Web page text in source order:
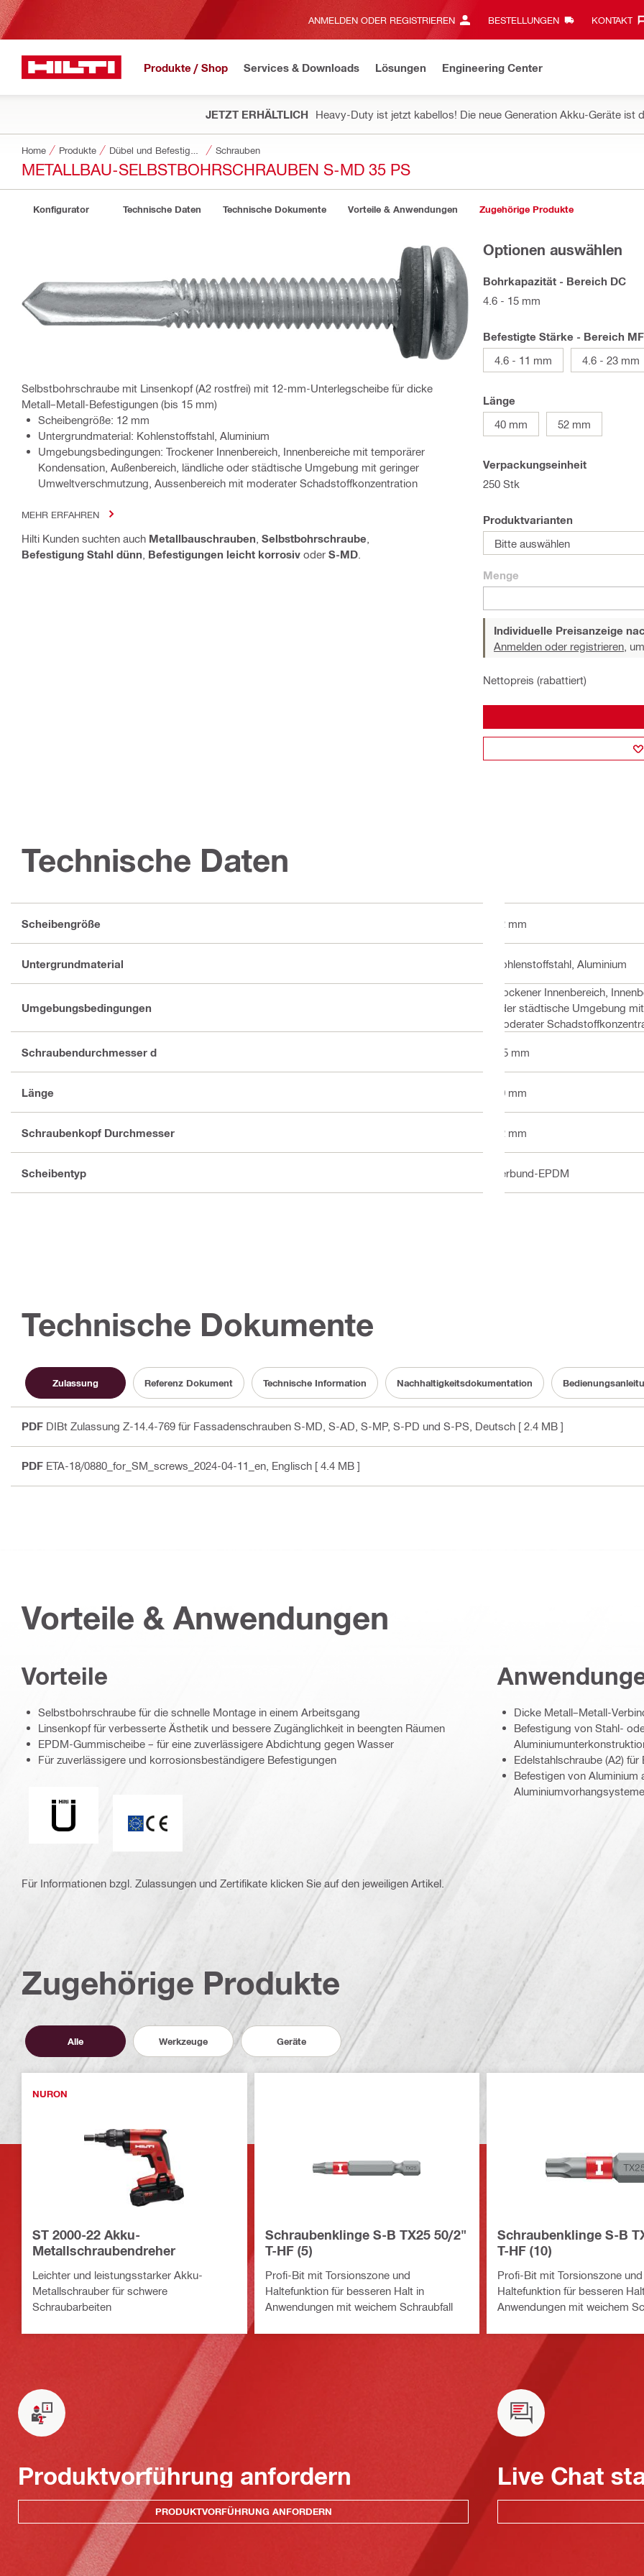
ANMELDEN ODER REGISTRIEREN BESTELLUNGEN KONTAKT‎
Produkte / Shop Services & Downloads Lösungen Engineering Center
JETZT ERHÄLTLICH Heavy-Duty ist jetzt kabellos! Die neue Generation Akku-Geräte ist
Home Produkte Schrauben
METALLBAU-SELBSTBOHRSCHRAUBEN S-MD 35 PS
Konfigurator Technische Daten Technische Dokumente Vorteile & Anwendungen Zugehörige Produkte
Selbstbohrschraube mit Linsenkopf (A2 rostfrei) mit 12-mm-Unterlegscheibe für dicke
Metall–Metall-Befestigungen (bis 15 mm)
Scheibengröße: 12 mm
Untergrundmaterial: Kohlenstoffstahl, Aluminium
Umgebungsbedingungen: Trockener Innenbereich, Innenbereiche mit temporärer
Kondensation, Außenbereich, ländliche oder städtische Umgebung mit geringer
Umweltverschmutzung, Aussenbereich mit moderater Schadstoffkonzentration
MEHR ERFAHREN
Hilti Kunden suchten auch Metallbauschrauben Selbstbohrschraube
Befestigung Stahl dünn Befestigungen leicht korrosiv oder S-MD
Optionen auswählen
Bohrkapazität - Bereich DC
4.6 - 15 mm
Befestigte Stärke - Bereich MF
4.6 - 11 mm
4.6 - 23 mm
Länge
40 mm
52 mm
Verpackungseinheit
250 Stk
Produktvarianten
Bitte auswählen
Menge
Individuelle Preisanzeige
Anmelden oder registrieren,
Nettopreis (rabattiert)
Technische Daten
Scheibengröße 12 mm
Untergrundmaterial Kohlenstoffstahl, Aluminium
Umgebungsbedingungen
Trockener Innenbereich,
oder städtische Umgebung
moderater
Schraubendurchmesser d 5.5 mm
Länge 50 mm
Schraubenkopf Durchmesser 12 mm
Scheibentyp Verbund-EPDM
Technische Dokumente
Zulassung Referenz Dokument Technische Information Nachhaltigkeitsdokumentation
PDF DIBt Zulassung Z-14.4-769 für Fassadenschrauben S-MD, S-AD, S-MP, S-PD und S-PS , Deutsch [ 2.4 MB ]
PDF ETA-18/0880_for_SM_screws_2024-04-11_en , Englisch [ 4.4 MB ]
Vorteile & Anwendungen
Vorteile
Selbstbohrschraube für die schnelle Montage in einem Arbeitsgang
Linsenkopf für verbesserte Ästhetik und bessere Zugänglichkeit in beengten Räumen
EPDM-Gummischeibe – für eine zuverlässigere Abdichtung gegen Wasser
Für zuverlässigere und korrosionsbeständigere Befestigungen
Z-14.4-769 für Fassadenschrauben S-MD und S-AD
Dicke Metall–Metall-
Befestigung von Stahl-
Edelstahlschraube (A2)
Befestigen von Aluminium
Aluminiumvorhangsysteme
Für Informationen bzgl. Zulassungen und Zertifikate klicken Sie auf den jeweiligen Artikel.
Zugehörige Produkte
Alle Werkzeuge Geräte
NURON
ST 2000-22 Akku-
Metallschraubendreher
Leichter und leistungsstarker Akku-
Metallschrauber für schwere
Schraubarbeiten
Schraubenklinge S-B TX25 50/2"
T-HF (5)
Profi-Bit mit Torsionszone und
Haltefunktion für besseren Halt in
Anwendungen mit weichem Schraubfall
Schraubenklinge S-B
T-HF (10)
Profi-Bit mit Torsionszone und
Haltefunktion für besseren
Anwendungen mit weichem
Produktvorführung anfordern
PRODUKTVORFÜHRUNG ANFORDERN
Live Chat